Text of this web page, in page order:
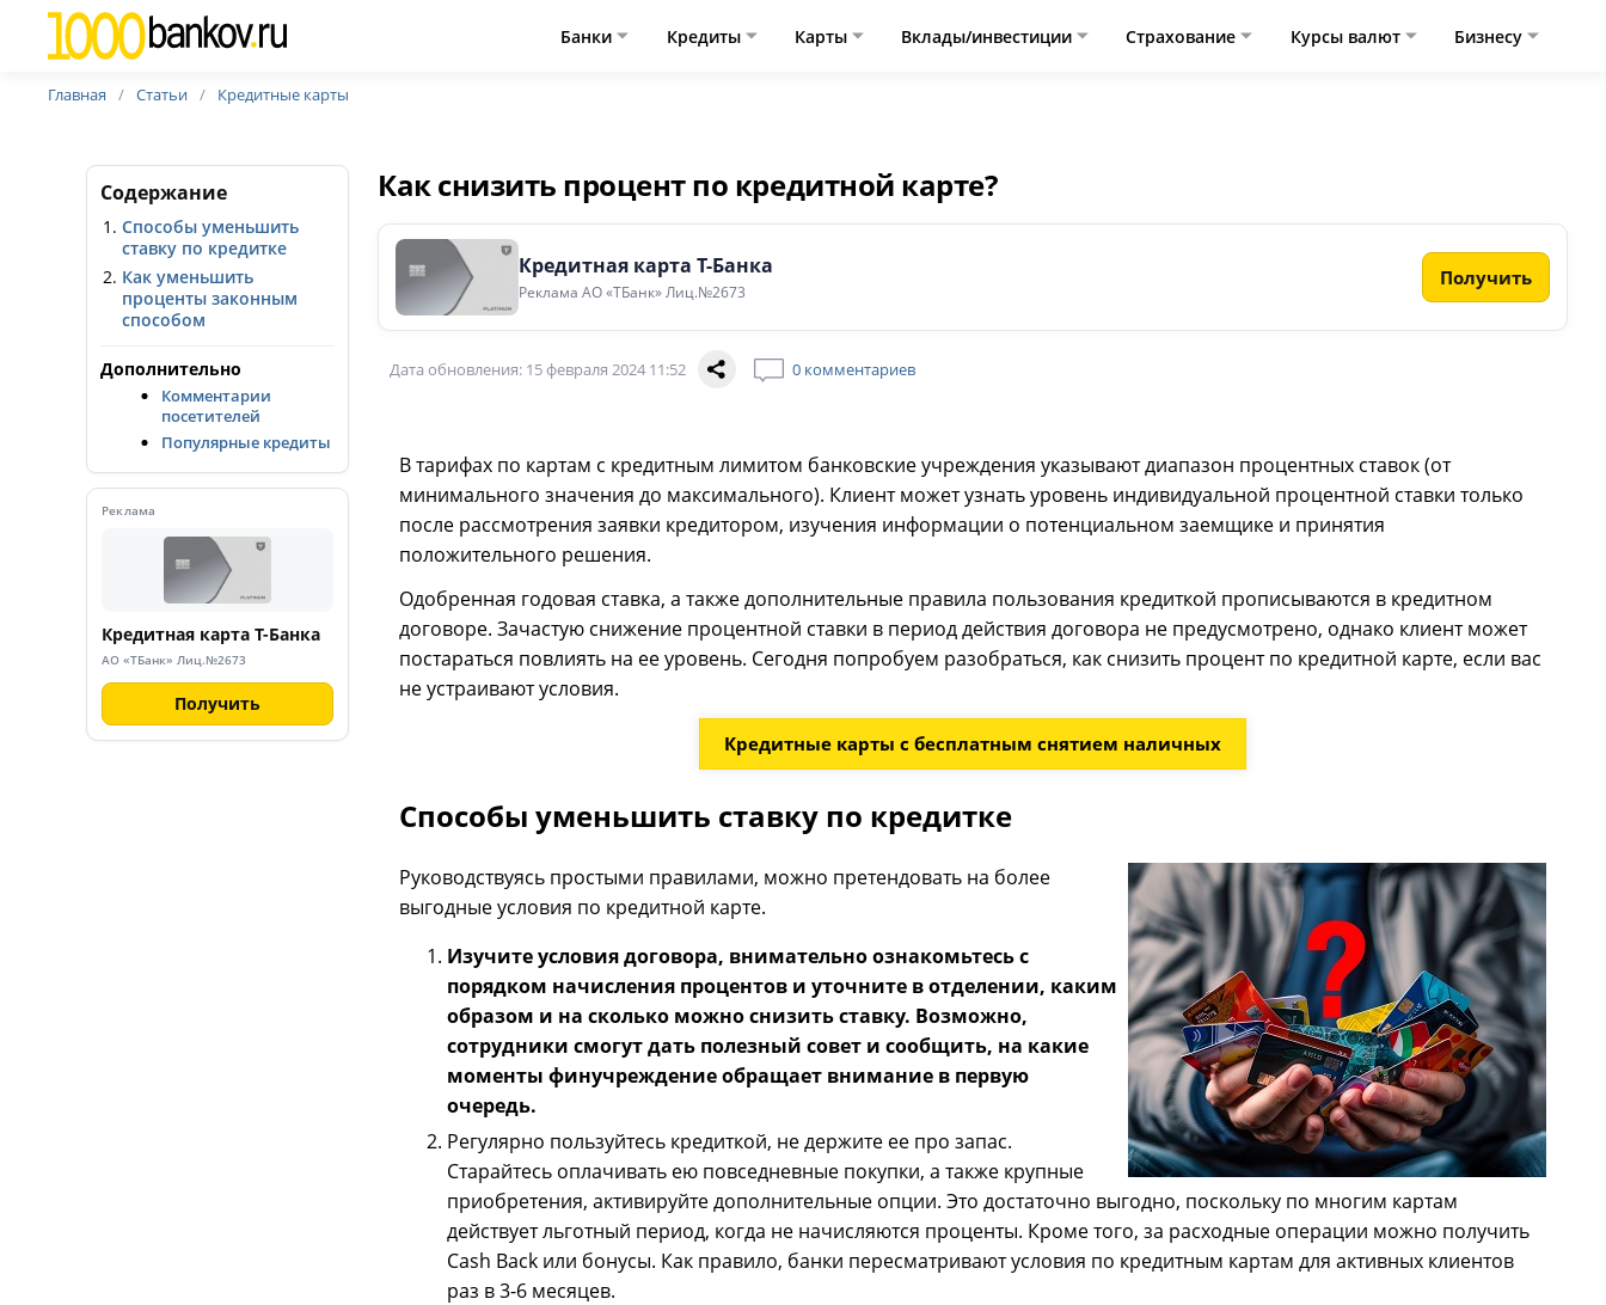
Банки Кредиты Карты Вклады/инвестиции Страхование Курсы валют Бизнесу
Главная Статьи Кредитные карты
Как снизить процент по кредитной карте?
Кредитная карта Т-Банка
Реклама АО «ТБанк» Лиц.№2673
Получить
Дата обновления: 15 февраля 2024 11:52 0 комментариев
Содержание
Способы уменьшить
ставку по кредитке
Как уменьшить
проценты законным
способом
Дополнительно
Комментарии
посетителей
Популярные кредиты
Реклама
Кредитная карта Т-Банка
АО «ТБанк» Лиц.№2673
Получить
В тарифах по картам с кредитным лимитом банковские учреждения указывают диапазон процентных ставок (от
минимального значения до максимального). Клиент может узнать уровень индивидуальной процентной ставки только
после рассмотрения заявки кредитором, изучения информации о потенциальном заемщике и принятия
положительного решения.
Одобренная годовая ставка, а также дополнительные правила пользования кредиткой прописываются в кредитном
договоре. Зачастую снижение процентной ставки в период действия договора не предусмотрено, однако клиент может
постараться повлиять на ее уровень. Сегодня попробуем разобраться, как снизить процент по кредитной карте, если вас
не устраивают условия.
Кредитные карты с бесплатным снятием наличных
Способы уменьшить ставку по кредитке
Руководствуясь простыми правилами, можно претендовать на более
выгодные условия по кредитной карте.
Изучите условия договора, внимательно ознакомьтесь с
порядком начисления процентов и уточните в отделении, каким
образом и на сколько можно снизить ставку. Возможно,
сотрудники смогут дать полезный совет и сообщить, на какие
моменты финучреждение обращает внимание в первую
очередь.
Регулярно пользуйтесь кредиткой, не держите ее про запас.
Старайтесь оплачивать ею повседневные покупки, а также крупные
приобретения, активируйте дополнительные опции. Это достаточно выгодно, поскольку по многим картам
действует льготный период, когда не начисляются проценты. Кроме того, за расходные операции можно получить
Cash Back или бонусы. Как правило, банки пересматривают условия по кредитным картам для активных клиентов
раз в 3-6 месяцев.